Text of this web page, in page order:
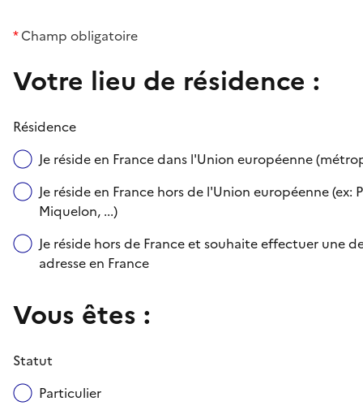
*Champ obligatoire
Votre lieu de résidence :
Résidence
Je réside en France dans l'Union européenne
Je réside en France hors de l'Union européenne
Miquelon, ...)
Je réside hors de France et souhaite effectuer une
adresse en France
Vous êtes :
Statut
Particulier